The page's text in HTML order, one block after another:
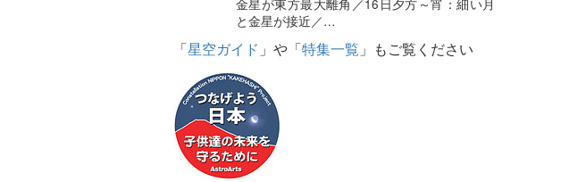
と金星が接近／…
「星空ガイド 」や「特集一覧 」もご覧ください